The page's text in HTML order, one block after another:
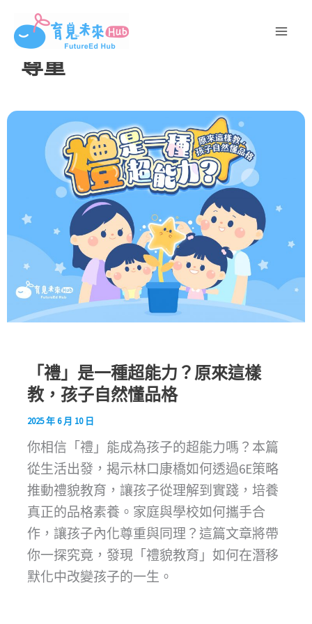
容
尊重
「禮」是一種超能力？原來這樣
教，孩子自然懂品格
2025 年 6 月 10 日
你相信「禮」能成為孩子的超能力嗎？本篇
從生活出發，揭示林口康橋如何透過6E策略
推動禮貌教育，讓孩子從理解到實踐，培養
真正的品格素養。家庭與學校如何攜手合
作，讓孩子內化尊重與同理？這篇文章將帶
你一探究竟，發現「禮貌教育」如何在潛移
默化中改變孩子的一生。